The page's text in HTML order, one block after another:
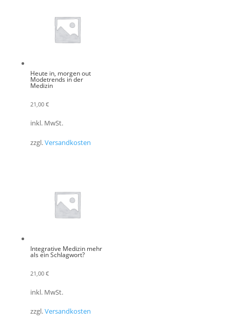
Heute in, morgen out
Modetrends in der
Medizin
21,00 €
inkl. MwSt.
zzgl.Versandkosten
Integrative Medizin mehr
als ein Schlagwort?
21,00 €
inkl. MwSt.
zzgl.Versandkosten